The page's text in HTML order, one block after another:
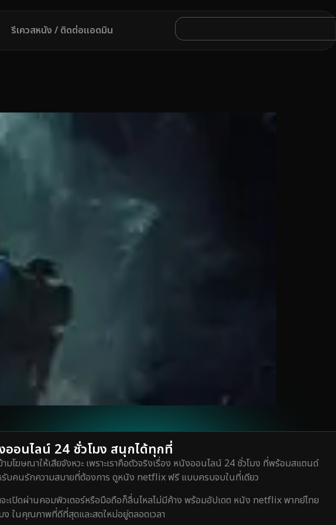
รีเควสหนัง / ติดต่อแอดมิน
อนไลน์ 24 ชั่วโมง สนุกได้ทุกที่
ฆษณาให้เสียจังหวะ เพราะเราคือตัวจริงเรื่อง หนังออนไลน์ 24 ชั่วโมง ที่พร้อมสแตนด์
บคนรักความสบายที่ต้องการ ดูหนัง netflix ฟรี แบบครบจบในที่เดียว
เปิดผ่านคอมพิวเตอร์หรือมือถือก็ลื่นไหลไม่มีค้าง พร้อมอัปเดต หนัง netflix พากย์ไทย
ในคุณภาพที่ดีที่สุดและสดใหม่อยู่ตลอดเวลา